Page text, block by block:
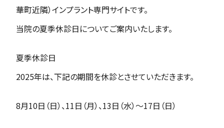
華町近隣）インプラント専門サイトです。
当院の夏季休診日についてご案内いたします。
夏季休診日
2025年は、下記の期間を休診とさせていただきます。
8月10日（日）、11日（月）、13日（水）～17日（日）